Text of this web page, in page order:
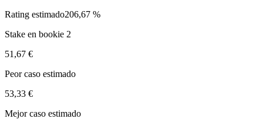
Rating estimado206,67 %
Stake en bookie 2
51,67 €
Peor caso estimado
53,33 €
Mejor caso estimado